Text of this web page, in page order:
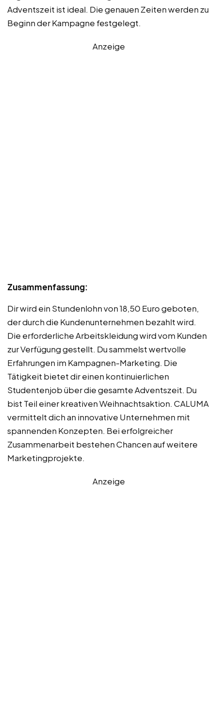
Adventszeit ist ideal. Die genauen Zeiten werden zu
Beginn der Kampagne festgelegt.
Anzeige
Zusammenfassung:
Dir wird ein Stundenlohn von 18,50 Euro geboten,
der durch die Kundenunternehmen bezahlt wird.
Die erforderliche Arbeitskleidung wird vom Kunden
zur Verfügung gestellt. Du sammelst wertvolle
Erfahrungen im Kampagnen-Marketing. Die
Tätigkeit bietet dir einen kontinuierlichen
Studentenjob über die gesamte Adventszeit. Du
bist Teil einer kreativen Weihnachtsaktion. CALUMA
vermittelt dich an innovative Unternehmen mit
spannenden Konzepten. Bei erfolgreicher
Zusammenarbeit bestehen Chancen auf weitere
Marketingprojekte.
Anzeige